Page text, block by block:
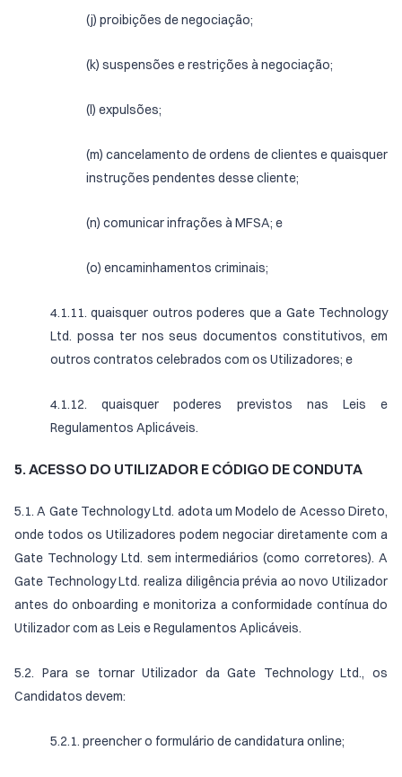
(j) proibições de negociação;
(k) suspensões e restrições à negociação;
(l) expulsões;
(m) cancelamento de ordens de clientes e quaisquer
instruções pendentes desse cliente;
(n) comunicar infrações à MFSA; e
(o) encaminhamentos criminais;
4.1.11. quaisquer outros poderes que a Gate Technology
Ltd. possa ter nos seus documentos constitutivos, em
outros contratos celebrados com os Utilizadores; e
4.1.12. quaisquer poderes previstos nas Leis e
Regulamentos Aplicáveis.
5. ACESSO DO UTILIZADOR E CÓDIGO DE CONDUTA
5.1. A Gate Technology Ltd. adota um Modelo de Acesso Direto,
onde todos os Utilizadores podem negociar diretamente com a
Gate Technology Ltd. sem intermediários (como corretores). A
Gate Technology Ltd. realiza diligência prévia ao novo Utilizador
antes do onboarding e monitoriza a conformidade contínua do
Utilizador com as Leis e Regulamentos Aplicáveis.
5.2. Para se tornar Utilizador da Gate Technology Ltd., os
Candidatos devem:
5.2.1. preencher o formulário de candidatura online;